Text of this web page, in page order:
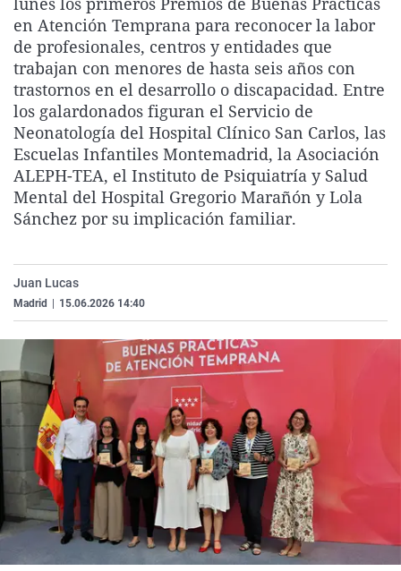
La rosa de los vientos
Gente viajera
Como el perro y el
Caso
Retornados
Equipo de
Operación Viuda
Extremadura
Galicia
La Rioja
Navarra
País Vasco
Virales
Televisión
Elecciones
en Atención Temprana para reconocer la labor
de profesionales, centros y entidades que
trabajan con menores de hasta seis años con
trastornos en el desarrollo o discapacidad. Entre
los galardonados figuran el Servicio de
Neonatología del Hospital Clínico San Carlos, las
Escuelas Infantiles Montemadrid, la Asociación
ALEPH-TEA, el Instituto de Psiquiatría y Salud
Mental del Hospital Gregorio Marañón y Lola
Sánchez por su implicación familiar.
Juan Lucas
Madrid 15.06.2026 14:40